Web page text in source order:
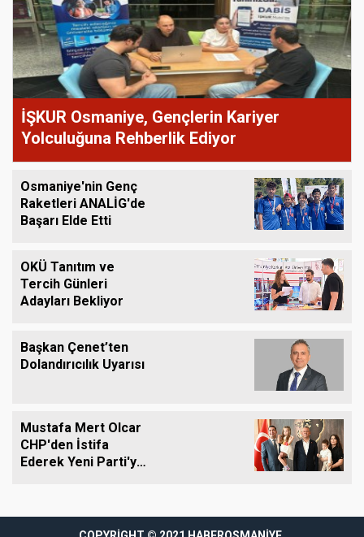
İŞKUR Osmaniye, Gençlerin Kariyer
Yolculuğuna Rehberlik Ediyor
Osmaniye'nin Genç
Raketleri ANALİG'de
Başarı Elde Etti
OKÜ Tanıtım ve
Tercih Günleri
Adayları Bekliyor
Başkan Çenet’ten
Dolandırıcılık Uyarısı
Mustafa Mert Olcar
CHP'den İstifa
Ederek Yeni Parti'ye